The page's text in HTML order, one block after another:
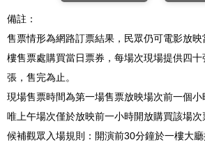
備註：
售票情形為網路訂票結果，民眾仍可電影放
樓售票處購買當日票券，每場次現場提供四
張，售完為止。
現場售票時間為第一場售票放映場次前一個小
唯上午場次僅於放映前一小時開放購買該場次
候補觀眾入場規則：開演前30分鐘於一樓大